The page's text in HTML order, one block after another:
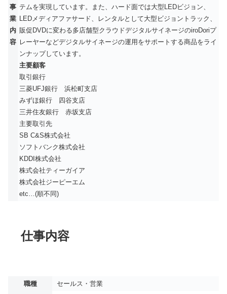
事
業
内
容
テムを実現しています。また、ハード面では大型LEDビジョン、
LEDメディアファサード、レンタルとして大型ビジョントラック、
販促DVDに変わる多店舗型クラウドデジタルサイネージのiroDoriプ
レーヤーなどデジタルサイネージの運用をサポートする商品をライ
ンナップしています。
主要顧客
取引銀行
三菱UFJ銀行 浜松町支店
みずほ銀行 四谷支店
三井住友銀行 赤坂支店
主要取引先
SB C&S株式会社
ソフトバンク株式会社
KDDI株式会社
株式会社ティーガイア
株式会社ジーピーエム
etc…(順不同)
仕事内容
職種 セールス・営業